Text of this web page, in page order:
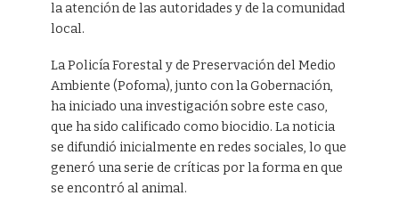
la atención de las autoridades y de la comunidad
local.
La Policía Forestal y de Preservación del Medio
Ambiente (Pofoma), junto con la Gobernación,
ha iniciado una investigación sobre este caso,
que ha sido calificado como biocidio. La noticia
se difundió inicialmente en redes sociales, lo que
generó una serie de críticas por la forma en que
se encontró al animal.